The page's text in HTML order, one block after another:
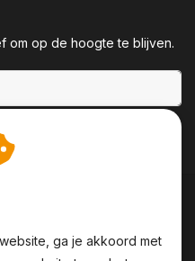
om op de hoogte te blijven.
ga je akkoord met